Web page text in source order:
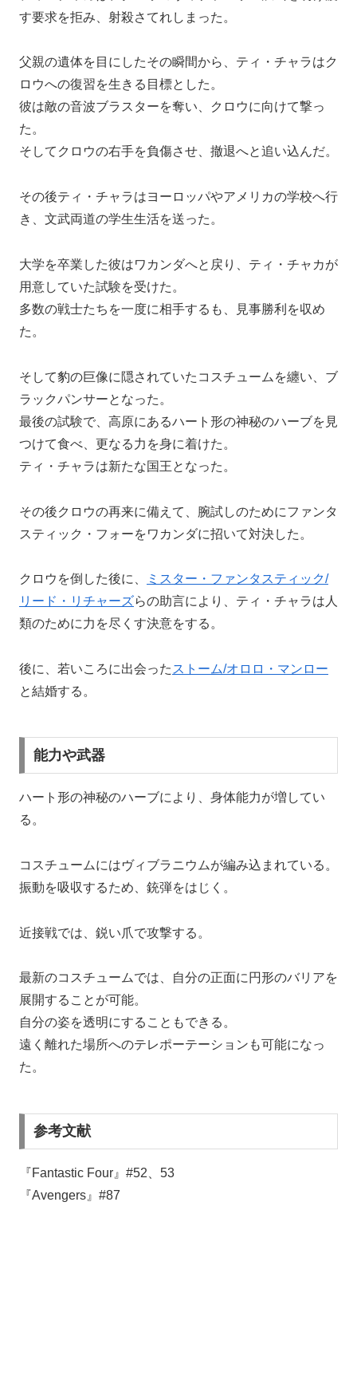
す要求を拒み、射殺さてれしまった。
父親の遺体を目にしたその瞬間から、ティ・チャラはク
ロウへの復習を生きる目標とした。
彼は敵の音波ブラスターを奪い、クロウに向けて撃っ
た。
そしてクロウの右手を負傷させ、撤退へと追い込んだ。
その後ティ・チャラはヨーロッパやアメリカの学校へ行
き、文武両道の学生生活を送った。
大学を卒業した彼はワカンダへと戻り、ティ・チャカが
用意していた試験を受けた。
多数の戦士たちを一度に相手するも、見事勝利を収め
た。
そして豹の巨像に隠されていたコスチュームを纏い、ブ
ラックパンサーとなった。
最後の試験で、高原にあるハート形の神秘のハーブを見
つけて食べ、更なる力を身に着けた。
ティ・チャラは新たな国王となった。
その後クロウの再来に備えて、腕試しのためにファンタ
スティック・フォーをワカンダに招いて対決した。
クロウを倒した後に、
ミスター・ファンタスティック/
リード・リチャーズらの助言により、ティ・チャラは人
類のために力を尽くす決意をする。
後に、若いころに出会った ストーム/オロロ・マンロー
と結婚する。
能力や武器
ハート形の神秘のハーブにより、身体能力が増してい
る。
コスチュームにはヴィブラニウムが編み込まれている。
振動を吸収するため、銃弾をはじく。
近接戦では、鋭い爪で攻撃する。
最新のコスチュームでは、自分の正面に円形のバリアを
展開することが可能。
自分の姿を透明にすることもできる。
遠く離れた場所へのテレポーテーションも可能になっ
た。
参考文献
『Fantastic Four』#52、53
『Avengers』#87